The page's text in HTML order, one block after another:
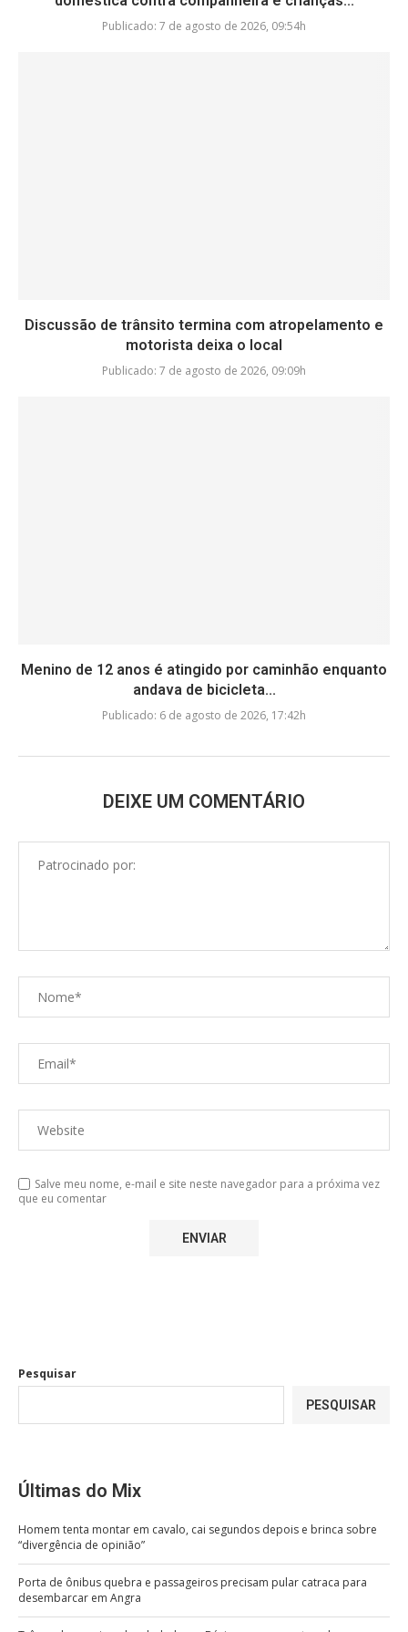
Publicado: 7 de agosto de 2026, 09:54h
Discussão de trânsito termina com atropelamento e
motorista deixa o local
Publicado: 7 de agosto de 2026, 09:09h
Menino de 12 anos é atingido por caminhão enquanto
andava de bicicleta...
Publicado: 6 de agosto de 2026, 17:42h
DEIXE UM COMENTÁRIO
Salve meu nome, e-mail e site neste navegador para a próxima vez
que eu comentar
Pesquisar
PESQUISAR
Últimas do Mix
Homem tenta montar em cavalo, cai segundos depois e brinca sobre
“divergência de opinião”
Porta de ônibus quebra e passageiros precisam pular catraca para
desembarcar em Angra